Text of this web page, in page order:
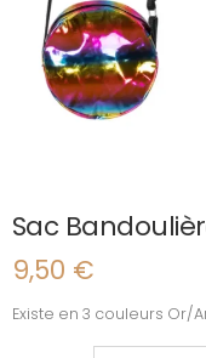
Sac
9,50 €
Existe en 3 couleurs Or/